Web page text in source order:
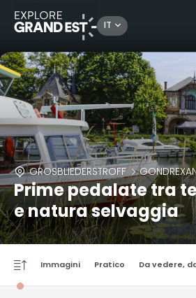
IT
GROSBLIEDERSTROFF
Prime pedalate tra
e natura selvaggia
Immagini Pratico Da vedere,